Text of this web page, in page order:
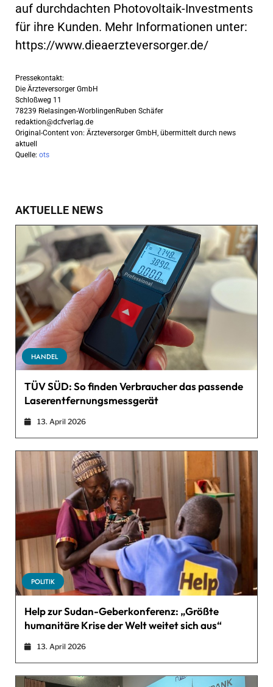
auf durchdachten Photovoltaik-Investments
für ihre Kunden. Mehr Informationen unter:
https://www.dieaerzteversorger.de/
Pressekontakt:
Die Ärzteversorger GmbH
Schloßweg 11
78239 Rielasingen-WorblingenRuben Schäfer
redaktion@dcfverlag.de
Original-Content von: Ärzteversorger GmbH, übermittelt durch news
aktuell
Quelle: ots
AKTUELLE NEWS
HANDEL
TÜV SÜD: So finden Verbraucher das passende
Laserentfernungsmessgerät
13. April 2026
POLITIK
Help zur Sudan-Geberkonferenz: „Größte
humanitäre Krise der Welt weitet sich aus“
13. April 2026